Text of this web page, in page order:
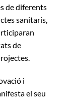
de diferents
sanitaris,
de
i
el seu